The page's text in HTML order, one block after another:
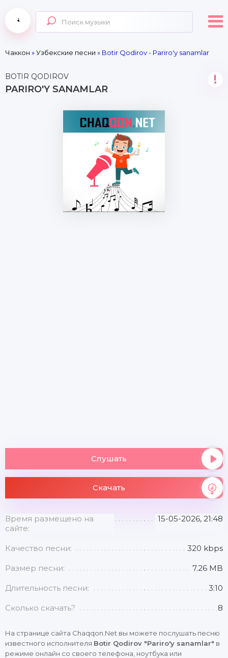
Чаккон »Узбекские песни » Botir Qodirov - Pariro'y sanamlar
BOTIR QODIROV
PARIRO'Y SANAMLAR
!
Слушать
Скачать
Время размещено на
сайте:
15-05-2026, 21:48
Качество песни: 320 kbps
Размер песни: 7.26 MB
Длительность песни: 3:10
Сколько скачать? 8
На странице сайта Chaqqon.Net вы можете послушать песню
известного исполнителя Botir Qodirov "Pariro'y sanamlar" в
режиме онлайн со своего телефона, ноутбука или